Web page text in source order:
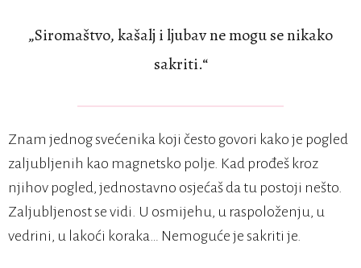
„Siromaštvo, kašalj i ljubav ne mogu se nikako
sakriti.“
Znam jednog svećenika koji često govori kako je pogled
zaljubljenih kao magnetsko polje. Kad prođeš kroz
njihov pogled, jednostavno osjećaš da tu postoji nešto.
Zaljubljenost se vidi. U osmijehu, u raspoloženju, u
vedrini, u lakoći koraka… Nemoguće je sakriti je.